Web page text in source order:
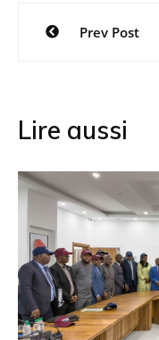
Navigation
Prev Post
Lire aussi